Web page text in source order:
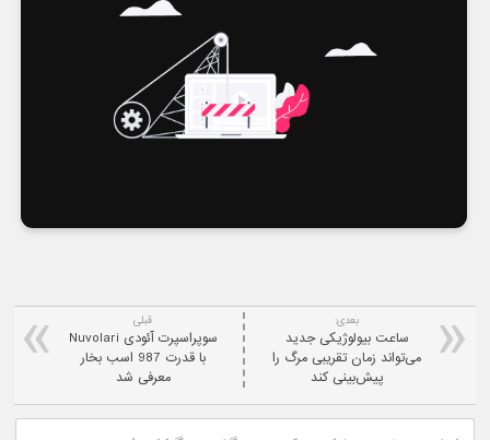
قبلی
سوپراسپرت آئودی Nuvolari
با قدرت 987 اسب بخار
معرفی شد
بعدی:
ساعت بیولوژیکی جدید
می‌تواند زمان تقریبی مرگ را
پیش‌بینی کند